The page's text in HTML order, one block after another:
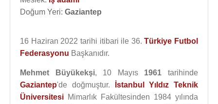
Doğum Yeri: Gaziantep
16 Haziran 2022 tarihi itibari ile 36.Türkiye Futbol
Federasyonu Başkanıdır.
Mehmet Büyükekşi, 10 Mayıs 1961 tarihinde
Gaziantep'de doğmuştur. İstanbul
Yıldız Teknik
Üniversitesi Mimarlık Fakültesinden 1984 yılında